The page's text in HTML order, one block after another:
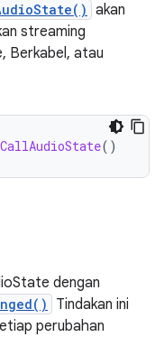
akan
streaming
Berkabel, atau
()
dengan
Tindakan ini
perubahan